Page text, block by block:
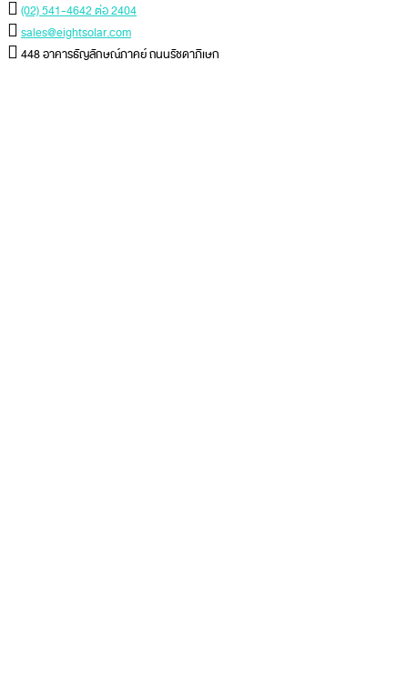
(02) 541-4642 ต่อ 2404
sales@eightsolar.com
448 อาคารธัญลักษณ์ภาคย์ ถนนรัชดาภิเษก